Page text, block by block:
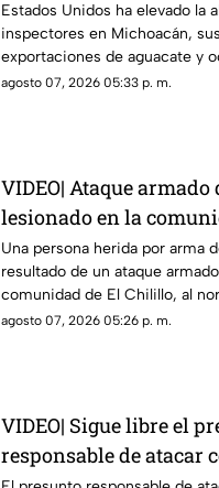
Estados Unidos ha elevado la
inspectores en Michoacán,
exportaciones de aguacate y
millonarias
agosto 07, 2026 05:33 p. m.
VIDEO| Ataque armado
lesionado en la
Chilillo en Mazatlán
Una persona herida por arma
resultado de un ataque
comunidad de El Chilillo, al
Mazatlán.
agosto 07, 2026 05:26 p. m.
VIDEO| Sigue libre el
responsable de atacar